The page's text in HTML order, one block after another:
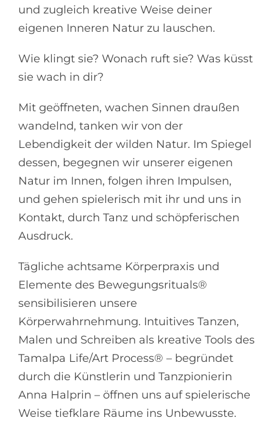
und zugleich kreative Weise deiner
eigenen Inneren Natur zu lauschen.
Wie klingt sie? Wonach ruft sie? Was küsst
sie wach in dir?
Mit geöffneten, wachen Sinnen draußen
wandelnd, tanken wir von der
Lebendigkeit der wilden Natur. Im Spiegel
dessen, begegnen wir unserer eigenen
Natur im Innen, folgen ihren Impulsen,
und gehen spielerisch mit ihr und uns in
Kontakt, durch Tanz und schöpferischen
Ausdruck.
Tägliche achtsame Körperpraxis und
Elemente des Bewegungsrituals®
sensibilisieren unsere
Körperwahrnehmung. Intuitives Tanzen,
Malen und Schreiben als kreative Tools des
Tamalpa Life/Art Process® – begründet
durch die Künstlerin und Tanzpionierin
Anna Halprin – öffnen uns auf spielerische
Weise tiefklare Räume ins Unbewusste.